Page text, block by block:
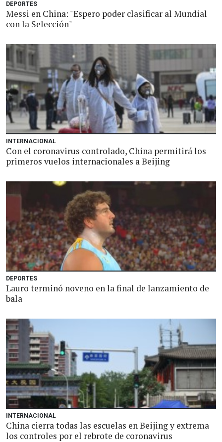
DEPORTES
Messi en China: "Espero poder clasificar al Mundial
con la Selección"
INTERNACIONAL
Con el coronavirus controlado, China permitirá los
primeros vuelos internacionales a Beijing
DEPORTES
Lauro terminó noveno en la final de lanzamiento de
bala
INTERNACIONAL
China cierra todas las escuelas en Beijing y extrema
los controles por el rebrote de coronavirus